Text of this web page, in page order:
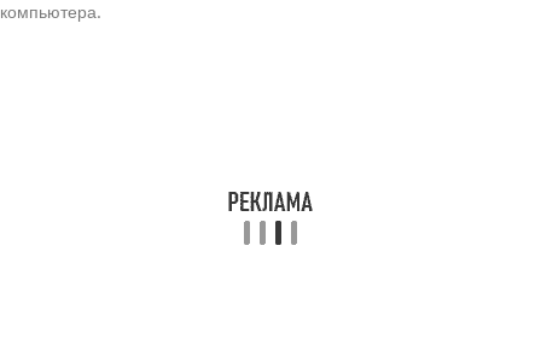
компьютера.